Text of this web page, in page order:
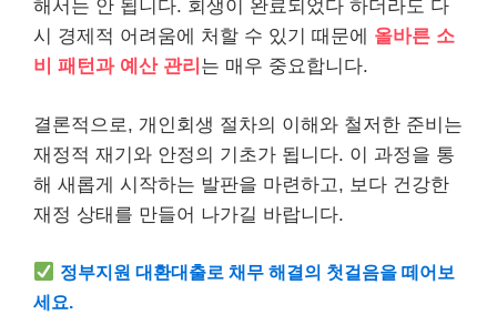
해서는 안 됩니다. 회생이 완료되었다 하더라도 다
시 경제적 어려움에 처할 수 있기 때문에 올바른 소
비 패턴과 예산 관리 는 매우 중요합니다.
결론적으로, 개인회생 절차의 이해와 철저한 준비는
재정적 재기와 안정의 기초가 됩니다. 이 과정을 통
해 새롭게 시작하는 발판을 마련하고, 보다 건강한
재정 상태를 만들어 나가길 바랍니다.
정부지원 대환대출로 채무 해결의 첫걸음을 떼어보
세요.